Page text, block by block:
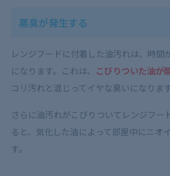
悪臭が発生する
レンジフードに付着した油汚れは、時間
になります。これは、 こびりついた油が
コリ汚れと混じってイヤな臭いになります
さらに油汚れがこびりついてレンジフー
ると、気化した油によって部屋中にニオ
す。